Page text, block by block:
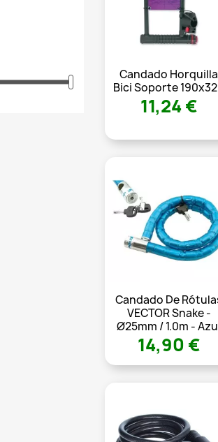
Candado Horquilla
Bici Soporte
11,24 €
Candado De
VECTOR Snake -
Ø25mm / 1.0m -
14,90 €